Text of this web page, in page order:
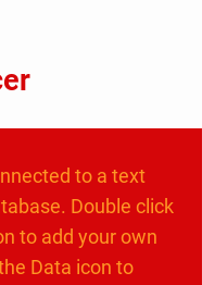
to a text
Double click
to add your own
Data icon to